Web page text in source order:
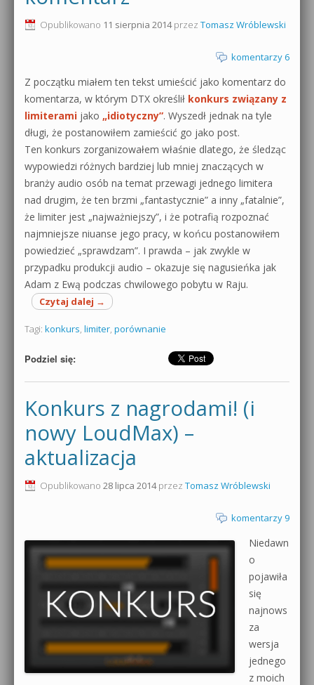
Produkcja muzyczna od podstaw
Sound Forge od podstaw
Dubstep z syntezatorem Massive
Kontakt 5 Kompendium
Pakiety
0dB.pl - informacje
Materiały dla mediów
Archiwum aktualności
Polityka prywatności
Regulamin
Działanie sklepu internetowego
Wyszukiwanie
Opublikowano 11 sierpnia 2014przez Tomasz Wróblewski
komentarzy 6
Z początku miałem ten tekst umieścić jako komentarz do
komentarza, w którym DTX określił konkurs związany z
limiterami jako „idiotyczny”. Wyszedł jednak na tyle
długi, że postanowiłem zamieścić go jako post.
Ten konkurs zorganizowałem właśnie dlatego, że śledząc
wypowiedzi różnych bardziej lub mniej znaczących w
branży audio osób na temat przewagi jednego limitera
nad drugim, że ten brzmi „fantastycznie” a inny „fatalnie”,
że limiter jest „najważniejszy”, i że potrafią rozpoznać
najmniejsze niuanse jego pracy, w końcu postanowiłem
powiedzieć „sprawdzam”. I prawda – jak zwykle w
przypadku produkcji audio – okazuje się nagusieńka jak
Adam z Ewą podczas chwilowego pobytu w Raju.
Czytaj dalej →
Tagi: konkurs, limiter, porównanie
Podziel się:
Konkurs z nagrodami! (i
nowy LoudMax) –
aktualizacja
Opublikowano 28 lipca 2014przez Tomasz Wróblewski
komentarzy 9
Niedawn
o
pojawiła
się
najnows
za
wersja
jednego
z moich